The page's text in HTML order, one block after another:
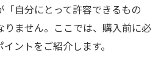
「自分にとって許容できるもの
りません。ここでは、購入前に必
ントをご紹介します。